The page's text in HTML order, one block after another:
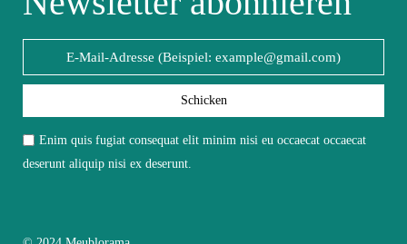
Mikrofasertuch
Fest Fest
Breite
Schicken
Enim quis fugiat consequat elit minim nisi eu occaecat occaecat
deserunt aliquip nisi ex deserunt.